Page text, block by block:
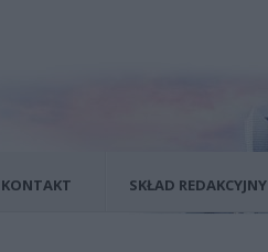
KONTAKT SKŁAD REDAKCYJNY